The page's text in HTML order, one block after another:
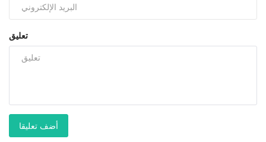
تعليق
أضف تعليقا